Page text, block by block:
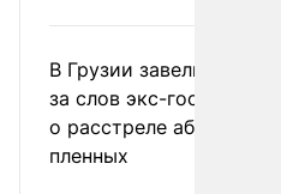
В Грузии завели дело
за слов экс-
о расстреле абхазских
пленных